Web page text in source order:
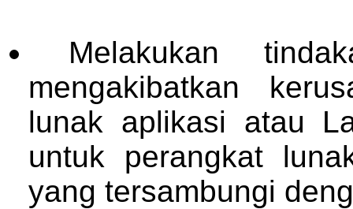
Melakukan
mengakibatkan
lunak aplikasi atau
untuk perangkat
yang tersambungi